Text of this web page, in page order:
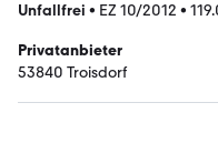
Unfallfrei • EZ 10/2012 •
Privatanbieter
53840 Troisdorf